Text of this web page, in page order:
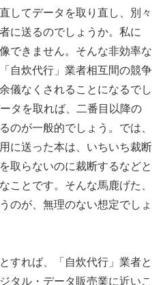
してデータを取り直し、別々
に送るのでしょうか。私に
できません。そんな非効率な
自炊代行」業者相互間の競争
儀なくされることになるでし
タを取れば、二番目以降の
のが一般的でしょう。では、
に送った本は、いちいち裁断
取らないのに裁断するなどと
ことです。そんな馬鹿げた、
のが、無理のない想定でしょ
すれば、「自炊代行」業者と
タル・データ販売業に近いこ